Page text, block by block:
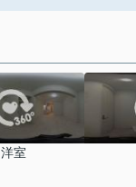
洋室